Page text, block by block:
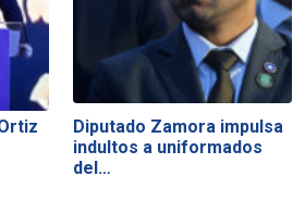
Diputado Zamora impulsa
indultos a uniformados
del…